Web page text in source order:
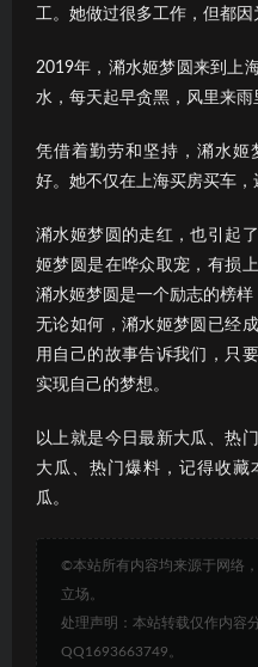
工。她做过很多工作，但都因
2019年，潲水姬梦圆来到上
水，每天起早贪黑，风里来雨
凭借着勤劳和坚持，潲水姬
好。她不仅在上海买房买车，
潲水姬梦圆的走红，也引起
姬梦圆是在哗众取宠，有损
潲水姬梦圆是一个励志的榜样
无论如何，潲水姬梦圆已经
用自己的故事告诉我们，只
实现自己的梦想。
以上就是今日最新大瓜、热
大瓜、热门爆料，记得收藏
瓜。
©本站所有内容均来源于网络
立场。
处理声明：本站转载仅作内容
QQ1693663749。